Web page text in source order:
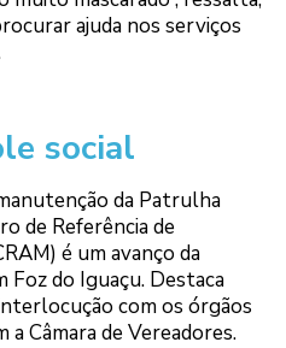
ajuda nos serviços
social
da Patrulha
de Referência de
é um avanço da
do Iguaçu. Destaca
com os órgãos
Câmara de Vereadores.